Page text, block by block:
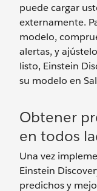
puede cargar
externamente.
modelo,
alertas, y
listo, Einstein
su modelo en
Obtener
en todos
Una vez
Einstein
predichos y